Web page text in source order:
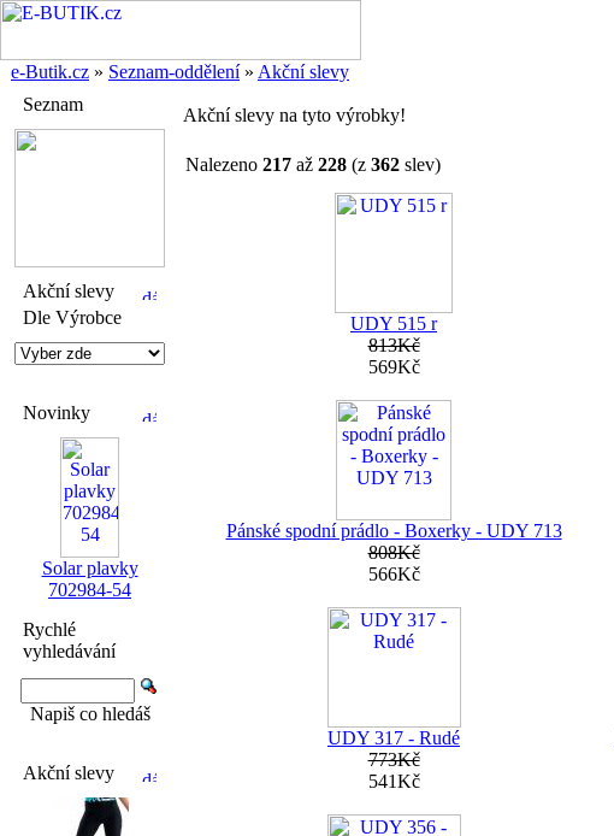
e-Butik.cz » Seznam-oddělení» Akční slevy
Seznam
Akční slevy
Dle Výrobce
Novinky
Solar plavky
702984-54
Rychlé
vyhledávání
Napiš co hledáš
Akční slevy
Akční slevy na tyto výrobky!
Nalezeno 217 až 228 (z 362 slev)
UDY 515 r
813Kč
569Kč
Pánské spodní prádlo - Boxerky - UDY 713
808Kč
566Kč
UDY 317 - Rudé
773Kč
541Kč